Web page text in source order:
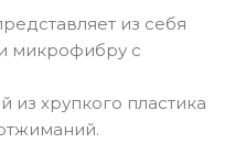
из себя
микрофибру с
из хрупкого пластика